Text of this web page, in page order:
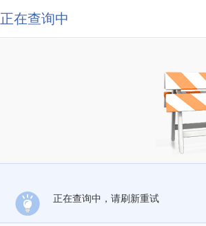
正在查询中
正在查询中，请刷新重试